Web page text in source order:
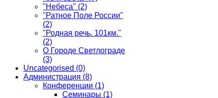
"Небеса" (2)
"Ратное Поле России"
(2)
"Родная речь. 101км."
(2)
О Городе Светлограде
(3)
Uncategorised (0)
Администрация (8)
Конференции (1)
Семинары (1)